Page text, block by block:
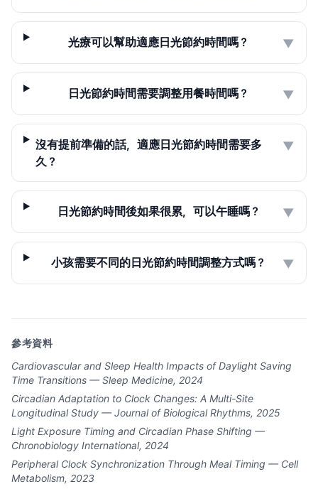
光療可以幫助適應日光節約時間嗎？ ▼
日光節約時間需要調整用餐時間嗎？ ▼
沒有提前準備的話，適應日光節約時間需要多
久？
▼
日光節約時間後如果很累，可以午睡嗎？ ▼
小孩需要不同的日光節約時間調整方式嗎？ ▼
參考資料
Cardiovascular and Sleep Health Impacts of Daylight Saving
Time Transitions — Sleep Medicine, 2024
Circadian Adaptation to Clock Changes: A Multi-Site
Longitudinal Study — Journal of Biological Rhythms, 2025
Light Exposure Timing and Circadian Phase Shifting —
Chronobiology International, 2024
Peripheral Clock Synchronization Through Meal Timing — Cell
Metabolism, 2023